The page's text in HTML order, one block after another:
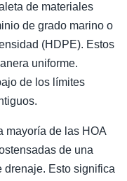
de materiales
de grado marino o
(HDPE). Estos
uniforme.
de los límites
mayoría de las HOA
de una
drenaje. Esto significa